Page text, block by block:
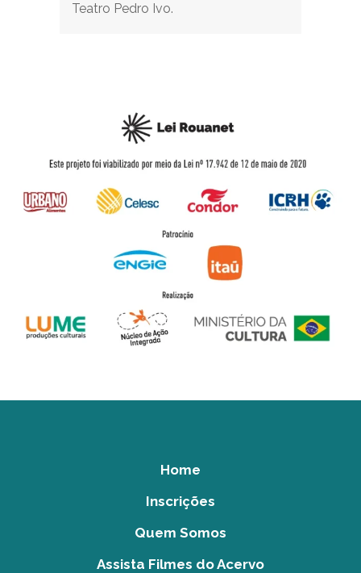
Teatro Pedro Ivo.
Home
Inscrições
Quem Somos
Assista Filmes do Acervo